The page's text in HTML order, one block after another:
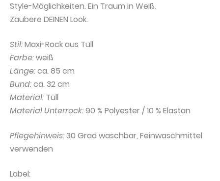
Style-Möglichkeiten. Ein Traum in Weiß.
Zaubere DEINEN Look.
Stil:Maxi-Rock aus Tüll
Farbe:weiß
Länge:ca. 85 cm
Bund:ca. 32 cm
Material: Tüll
Material Unterrock:90 % Polyester / 10 % Elastan
Pflegehinweis:30 Grad waschbar, Feinwaschmittel
verwenden
Label: